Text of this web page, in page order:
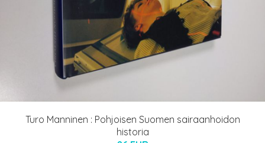
Turo Manninen : Pohjoisen Suomen sairaanhoidon
historia